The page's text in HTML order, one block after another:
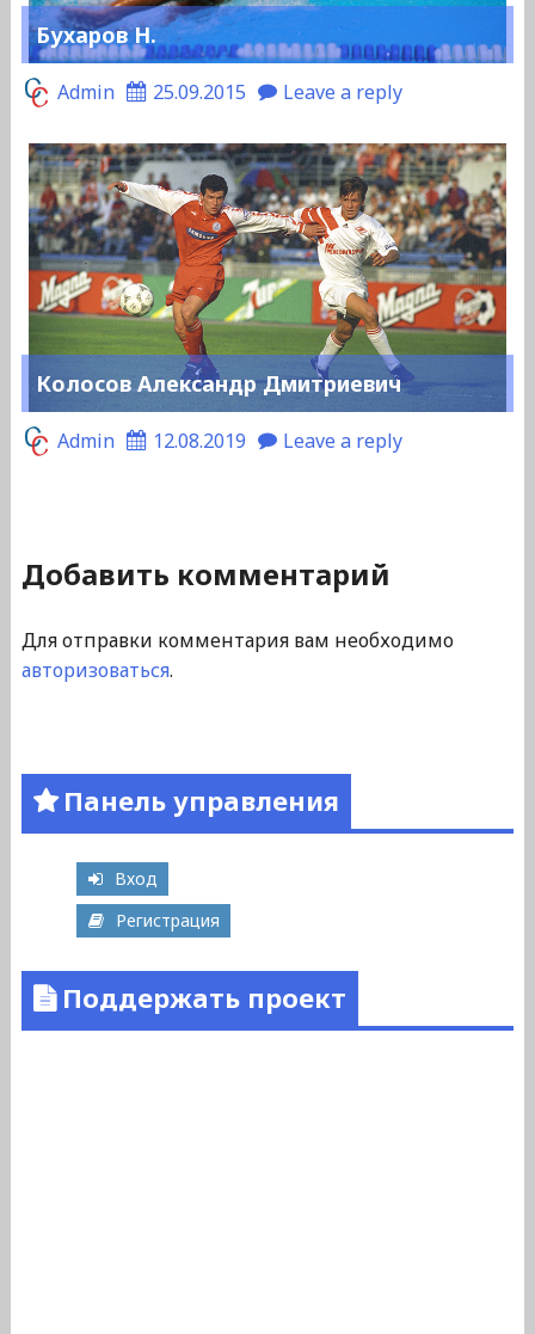
Бухаров Н.
Admin 25.09.2015 Leave a reply
Колосов Александр Дмитриевич
Admin 12.08.2019 Leave a reply
Добавить комментарий
Для отправки комментария вам необходимо
авторизоваться.
Панель управления
Вход
Регистрация
Поддержать проект